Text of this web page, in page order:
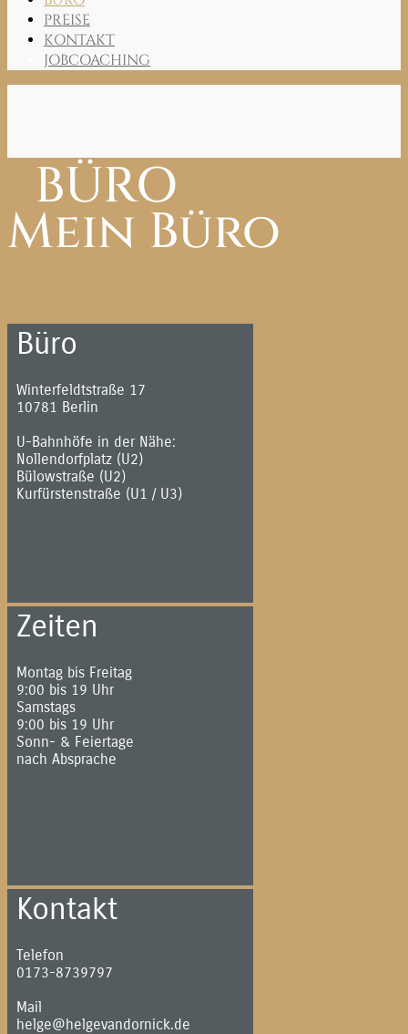
PREISE
KONTAKT
JOBCOACHING
BÜRO
Mein Büro
Büro
Winterfeldtstraße 17
10781 Berlin
U-Bahnhöfe in der Nähe:
Nollendorfplatz (U2)
Bülowstraße (U2)
Kurfürstenstraße (U1 / U3)
Zeiten
Montag bis Freitag
9:00 bis 19 Uhr
Samstags
9:00 bis 19 Uhr
Sonn- & Feiertage
nach Absprache
Kontakt
Telefon
0173-8739797
Mail
helge@helgevandornick.de